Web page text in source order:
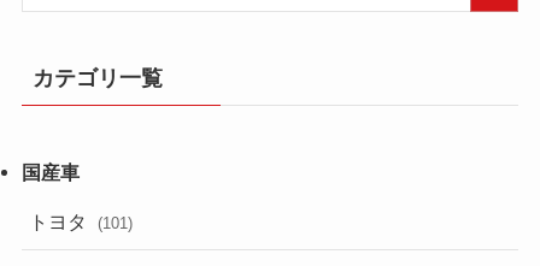
カテゴリ一覧
トヨタ (101)